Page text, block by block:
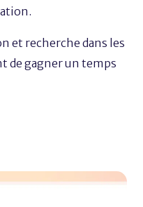
et recherche dans les
de gagner un temps